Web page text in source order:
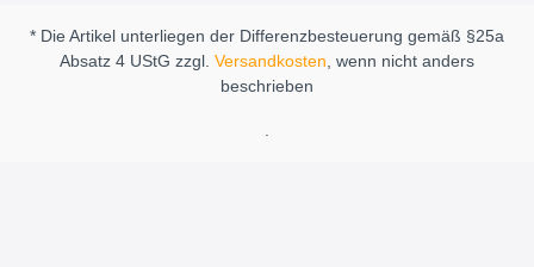
* Die Artikel unterliegen der Differenzbesteuerung gemäß §25a
Absatz 4 UStG zzgl. Versandkosten, wenn nicht anders
beschrieben
.